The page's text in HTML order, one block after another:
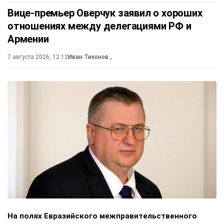
Вице-премьер Оверчук заявил о хороших
отношениях между делегациями РФ и
Армении
7 августа 2026, 12:12Иван Тихонов ,
На полях Евразийского межправительственного